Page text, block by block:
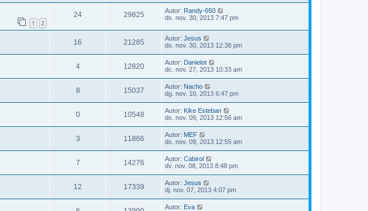
1 2
24 29825 Autor: Randy-650
ds. nov. 30, 2013 7:47 pm
16 21285 Autor: Jesus
ds. nov. 30, 2013 12:38 pm
4 12820 Autor: Danielot
dc. nov. 27, 2013 10:33 am
8 15037 Autor: Nacho
dg. nov. 10, 2013 6:47 pm
0 10548 Autor: Kike Esteban
ds. nov. 09, 2013 12:56 am
3 11866 Autor: MEF
ds. nov. 09, 2013 12:55 am
7 14276 Autor: Cabirol
dv. nov. 08, 2013 8:48 pm
12 17339 Autor: Jesus
dj. nov. 07, 2013 4:07 pm
Autor: Eva